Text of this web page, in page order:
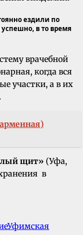
ездили по
в то время
врачебной
когда вся
участки, а в их
щит» (Уфа,
в
Уфимская